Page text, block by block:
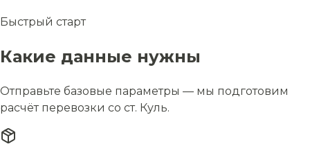
Быстрый старт
Какие данные нужны
Отправьте базовые параметры — мы подготовим
расчёт перевозки со ст. Куль.